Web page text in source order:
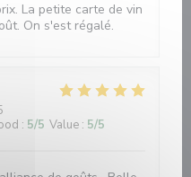
La petite carte de vin
On s'est régalé.
: 5/5 Value : 5/5